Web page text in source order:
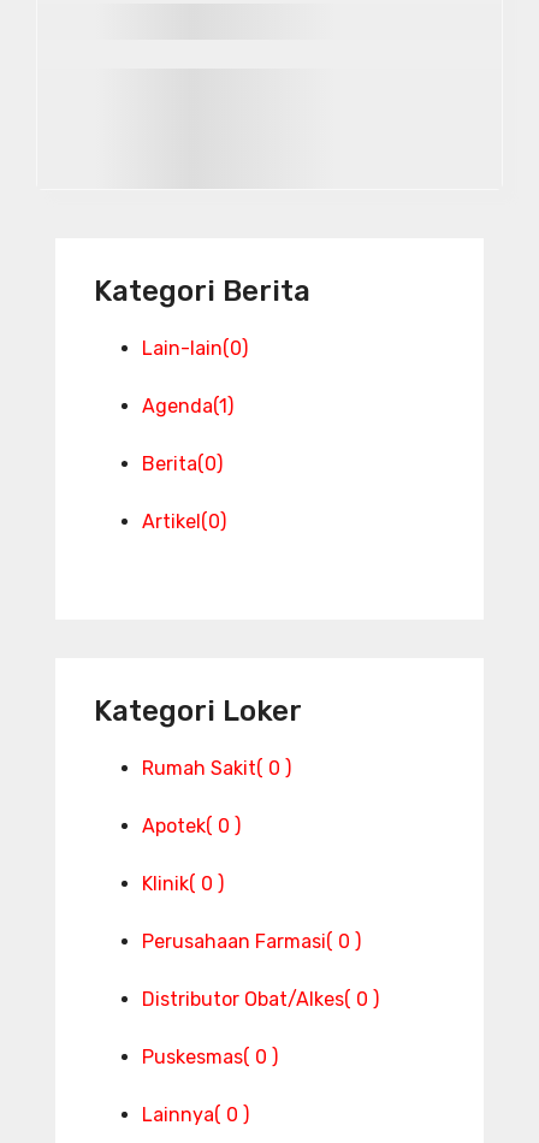
Kategori Berita
Lain-lain(0)
Agenda(1)
Berita(0)
Artikel(0)
Kategori Loker
Rumah Sakit( 0 )
Apotek( 0 )
Klinik( 0 )
Perusahaan Farmasi( 0 )
Distributor Obat/Alkes( 0 )
Puskesmas( 0 )
Lainnya( 0 )